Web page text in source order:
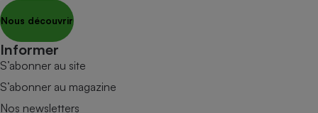
Nous découvrir
Informer
S’abonner au site
S’abonner au magazine
Nos newsletters